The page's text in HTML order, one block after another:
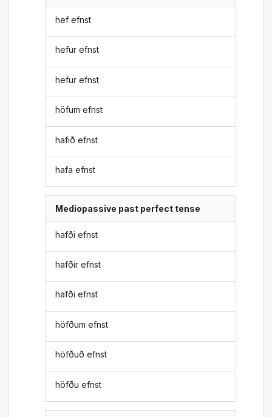
hef efnst
hefur efnst
hefur efnst
höfum efnst
hafið efnst
hafa efnst
Mediopassive past perfect tense
hafði efnst
hafðir efnst
hafði efnst
höfðum efnst
höfðuð efnst
höfðu efnst